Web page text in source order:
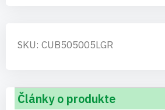
SKU: CUB505005LGR
Články o produkte